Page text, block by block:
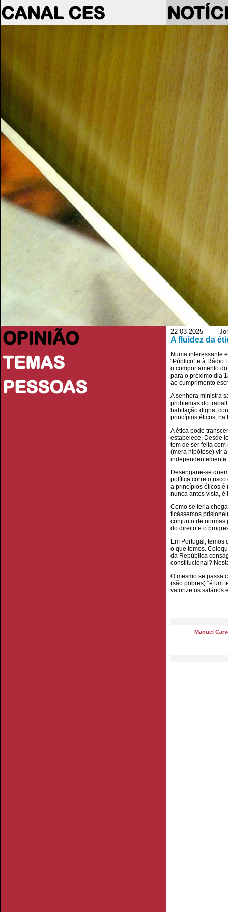
CANAL CES
OPINIÃO
TEMAS
PESSOAS
22-03-2025
A fluidez da
Numa interessante
“Público” e à
o comportamento
para o próximo dia
ao cumprimento
A senhora ministra
problemas do
habitação digna,
princípios éticos, na
A ética pode
estabelece. Desde
tem de ser feita
(mera hipótese) vir
Desengane-se
política corre o
a princípios éticos é
nunca antes vista, é
Como se teria
ficássemos
conjunto de normas
do direito e o
Em Portugal,
o que temos.
da República
constitucional?
O mesmo se passa
(são pobres) “é um
valorize os salários
Manuel